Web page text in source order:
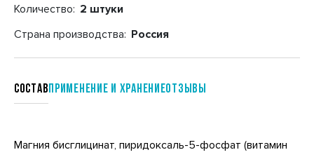
Количество: 2 штуки
Страна производства: Россия
СоставПрименение и хранениеотзывы
Магния бисглицинат, пиридоксаль-5-фосфат (витамин